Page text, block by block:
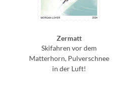
Zermatt
Skifahren vor dem
Matterhorn, Pulverschnee
in der Luft!